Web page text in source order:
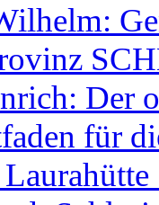
Der
für